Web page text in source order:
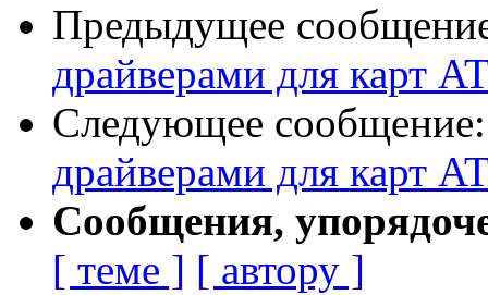
Предыдущее
драйверами для карт
Следующее
драйверами для карт
Сообщения,
[ теме ] [ автору ]